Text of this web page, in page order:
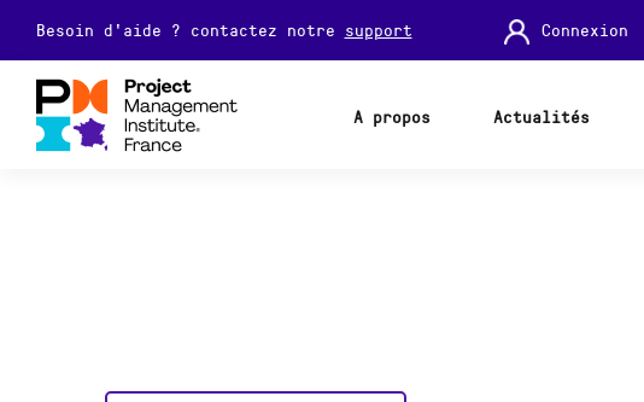
Besoin d'aide ? contactez notre support Connexion
A propos Actualités